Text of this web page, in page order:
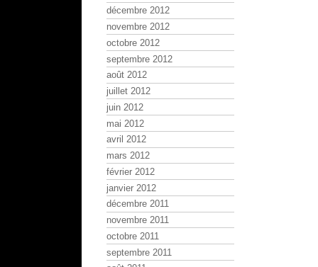
décembre 2012
novembre 2012
octobre 2012
septembre 2012
août 2012
juillet 2012
juin 2012
mai 2012
avril 2012
mars 2012
février 2012
janvier 2012
décembre 2011
novembre 2011
octobre 2011
septembre 2011